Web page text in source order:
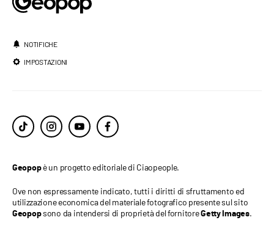
NOTIFICHE
IMPOSTAZIONI
Geopopè un progetto editoriale di Ciaopeople.
Ove non espressamente indicato, tutti i diritti di sfruttamento ed
utilizzazione economica del materiale fotografico presente sul sito
Geopopsono da intendersi di proprietà del fornitoreGetty Images.